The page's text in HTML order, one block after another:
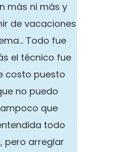
más ni más y
de vacaciones
Todo fue
el técnico fue
costo puesto
no puedo
que
todo
pero arreglar